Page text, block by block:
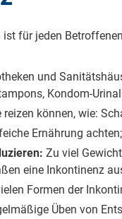
für jeden
und
Kondom-
reizen können, wie:
Ernährung
Zu viel
eine Inkontinenz
Formen der
Üben von